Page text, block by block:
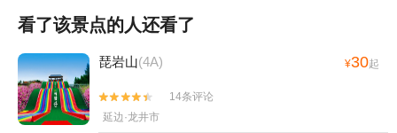
看了该景点的人还看了
琵岩山(4A) ¥30起


14条评论
延边·龙井市